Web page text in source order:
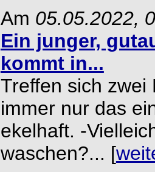
Am 05.05.2022,
Ein junger,
kommt in...
Treffen sich zwei
immer nur das
ekelhaft. -
waschen?... [